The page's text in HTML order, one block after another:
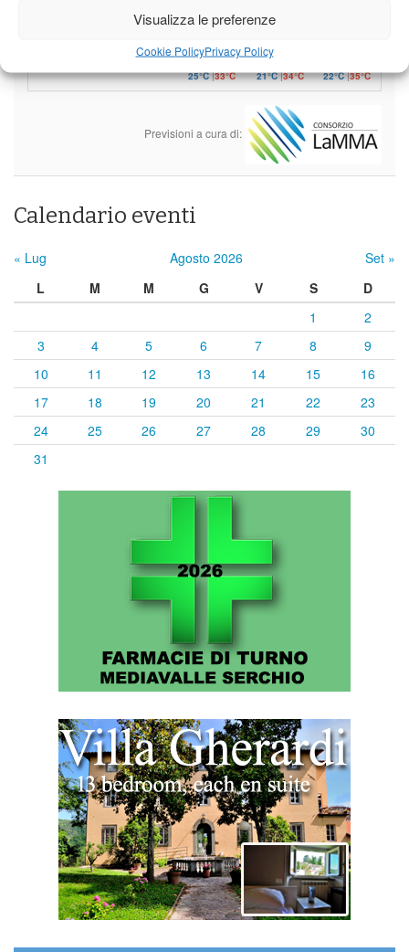
Visualizza le preferenze
Cookie PolicyPrivacy Policy
25°C 33°C
25°C|33°C 21°C|34°C 22°C|35°C
Previsioni a cura di:
Calendario eventi
« Lug Agosto 2026
Set »
L
M M G V S
D
1
2
3
4 5 6 7 8
9
10
11 12 13 14 15
16
17
18 19 20 21 22
23
24
25 26 27 28 29
30
31